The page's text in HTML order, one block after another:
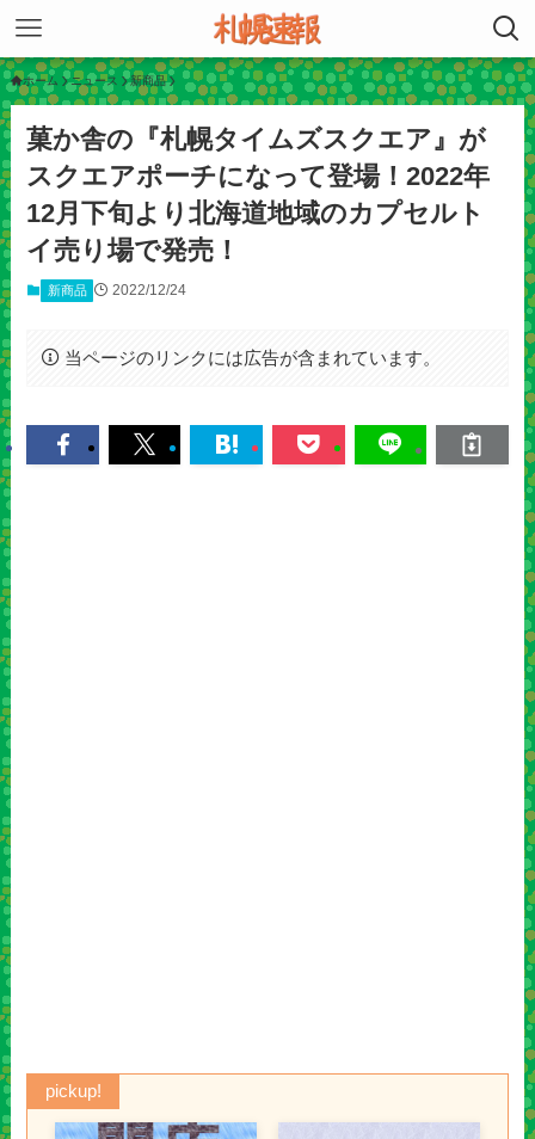
ホーム ニュース 新商品
菓か舎の『札幌タイムズスクエア』が
スクエアポーチになって登場！2022年
12月下旬より北海道地域のカプセルト
イ売り場で発売！
新商品 2022/12/24
当ページのリンクには広告が含まれています。
pickup!